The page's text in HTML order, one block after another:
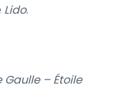
Lido.
Gaulle – Étoile